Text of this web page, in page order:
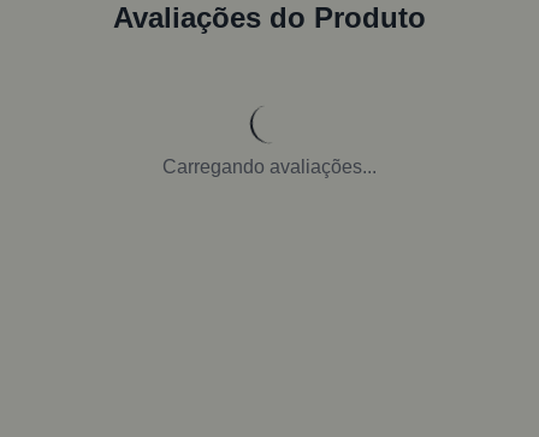
Avaliações do Produto
Carregando avaliações...